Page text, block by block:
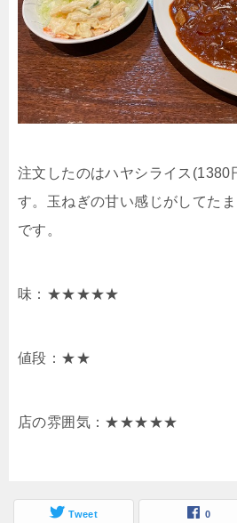
注文したのはハヤシライス(1380
す。玉ねぎの甘い感じがしてた
です。
味：★★★★★
値段：★★
店の雰囲気：★★★★★
Tweet 0